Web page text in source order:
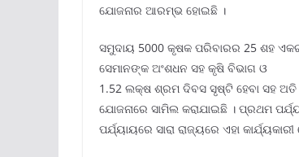
ଯୋଜନାର ଆରମ୍ଭ ହୋଇଛି ।
ସମୁଦାୟ 5000 କୃଷକ ପରିବାରର 25 ଶହ
ସେମାନଙ୍କ ଅଂଶଧନ ସହ କୃଷି ବିଭାଗ ଓ
1.52 ଲକ୍ଷ ଶ୍ରମ ଦିବସ ସୃଷ୍ଟି ହେବା ସହ ଅତି
ଯୋଜନାରେ ସାମିଲ କରାଯାଇଛି । ପ୍ରଥମ
ପର୍ଯ୍ୟାୟରେ ସାରା ରାଜ୍ୟରେ ଏହା